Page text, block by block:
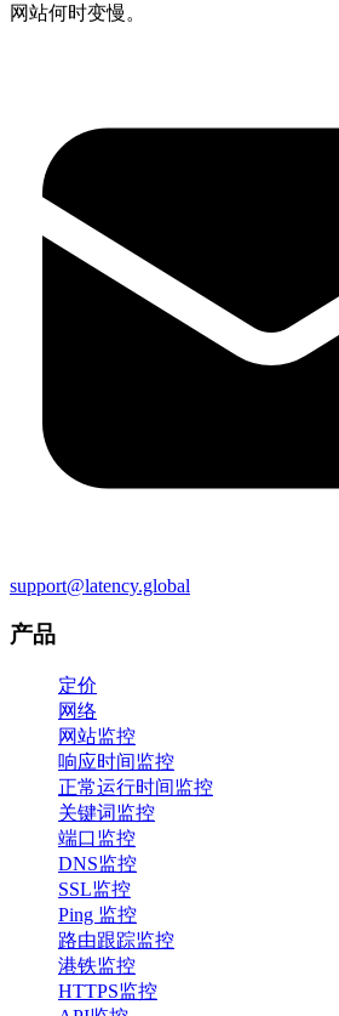
网站何时变慢。
support@latency.global
产品
定价
网络
网站监控
响应时间监控
正常运行时间监控
关键词监控
端口监控
DNS监控
SSL监控
Ping 监控
路由跟踪监控
港铁监控
HTTPS监控